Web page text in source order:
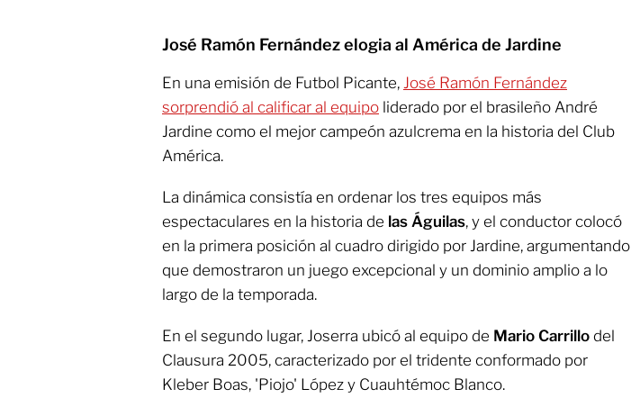
José Ramón Fernández elogia al América de Jardine
En una emisión de Futbol Picante, José Ramón Fernández
sorprendió al calificar al equipo liderado por el brasileño André
Jardine como el mejor campeón azulcrema en la historia del Club
América.
La dinámica consistía en ordenar los tres equipos más
espectaculares en la historia de las Águilas, y el conductor colocó
en la primera posición al cuadro dirigido por Jardine, argumentando
que demostraron un juego excepcional y un dominio amplio a lo
largo de la temporada.
En el segundo lugar, Joserra ubicó al equipo de Mario Carrillo del
Clausura 2005, caracterizado por el tridente conformado por
Kleber Boas, 'Piojo' López y Cuauhtémoc Blanco.